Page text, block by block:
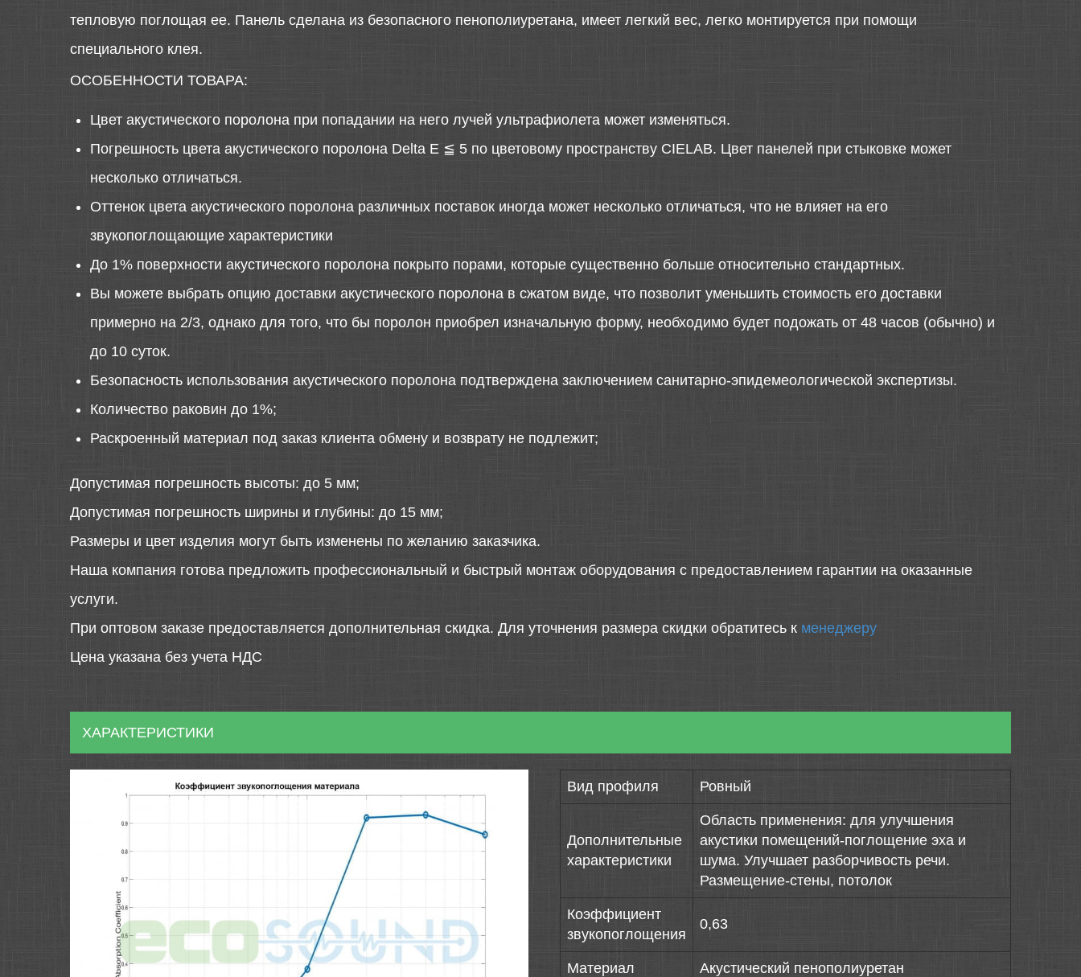
тепловую поглощая ее. Панель сделана из безопасного пенополиуретана, имеет легкий вес, легко монтируется при помощи
специального клея.
ОСОБЕННОСТИ ТОВАРА:
Цвет акустического поролона при попадании на него лучей ультрафиолета может изменяться.
Погрешность цвета акустического поролона Delta E ≦ 5 по цветовому пространству CIELAB. Цвет панелей при стыковке может
несколько отличаться.
Оттенок цвета акустического поролона различных поставок иногда может несколько отличаться, что не влияет на его
звукопоглощающие характеристики
До 1% поверхности акустического поролона покрыто порами, которые существенно больше относительно стандартных.
Вы можете выбрать опцию доставки акустического поролона в сжатом виде, что позволит уменьшить стоимость его доставки
примерно на 2/3, однако для того, что бы поролон приобрел изначальную форму, необходимо будет подожать от 48 часов (обычно) и
до 10 суток.
Безопасность использования акустического поролона подтверждена заключением санитарно-эпидемеологической экспертизы.
Количество раковин до 1%;
Раскроенный материал под заказ клиента обмену и возврату не подлежит;
Допустимая погрешность высоты: до 5 мм;
Допустимая погрешность ширины и глубины: до 15 мм;
Размеры и цвет изделия могут быть изменены по желанию заказчика.
Наша компания готова предложить профессиональный и быстрый монтаж оборудования с предоставлением гарантии на оказанные
услуги.
При оптовом заказе предоставляется дополнительная скидка. Для уточнения размера скидки обратитесь к менеджеру
Цена указана без учета НДС
ХАРАКТЕРИСТИКИ
Вид профиля Ровный
Дополнительные
характеристики
Область применения: для улучшения
акустики помещений-поглощение эха и
шума. Улучшает разборчивость речи.
Размещение-стены, потолок
Коэффициент
звукопоглощения
0,63
Материал Акустический пенополиуретан